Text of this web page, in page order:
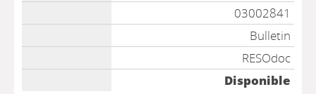
03002841
Bulletin
RESOdoc
Disponible